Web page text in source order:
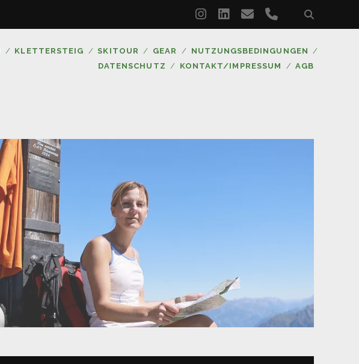
instagram
linkedin
emailphone
KLETTERSTEIG SKITOUR GEAR
NUTZUNGSBEDINGUNGEN
DATENSCHUTZ
KONTAKT/IMPRESSUM AGB